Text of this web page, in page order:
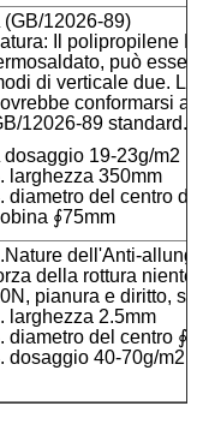
(GB/12026-89)
Il polipropilene
può
di verticale due.
conformarsi
12026-89
dosaggio 19-23g/m2
larghezza 350mm
diametro del centro di
∮75mm
dell'Anti-
della rottura
pianura e diritto,
larghezza 2.5mm
diametro del centro
dosaggio 40-70g/m2